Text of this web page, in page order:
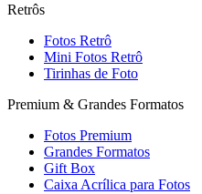
Retrôs
Fotos Retrô
Mini Fotos Retrô
Tirinhas de Foto
Premium & Grandes Formatos
Fotos Premium
Grandes Formatos
Gift Box
Caixa Acrílica para Fotos